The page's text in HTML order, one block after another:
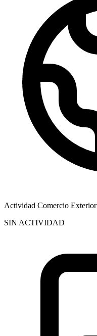
Actividad Comercio Exterior
SIN ACTIVIDAD